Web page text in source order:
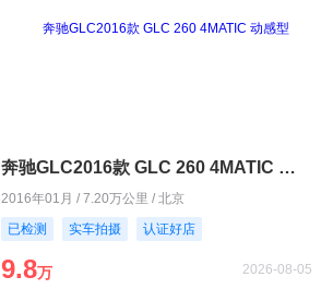
奔驰GLC2016款 GLC 260 4MATIC 动感型
2016年01月 / 7.20万公里 / 北京
已检测
实车拍摄 认证好店
9.8万 2026-08-05